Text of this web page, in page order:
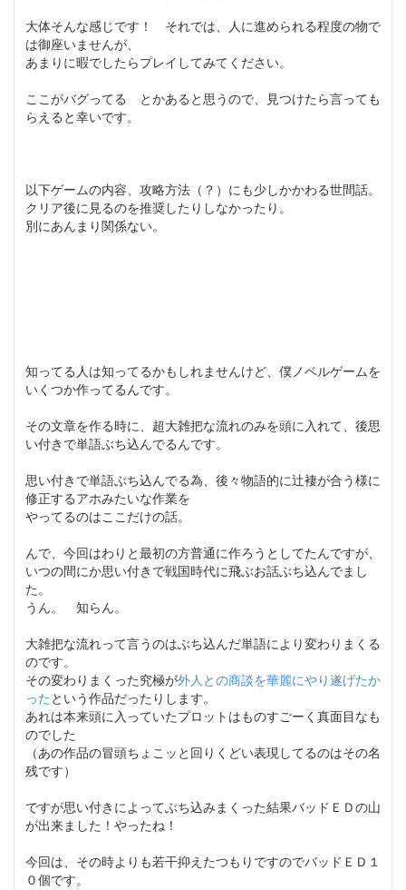
大体そんな感じです！ それでは、人に進められる程度の物で
は御座いませんが、
あまりに暇でしたらプレイしてみてください。
ここがバグってる とかあると思うので、見つけたら言っても
らえると幸いです。
以下ゲームの内容、攻略方法（？）にも少しかかわる世間話。
クリア後に見るのを推奨したりしなかったり。
別にあんまり関係ない。
知ってる人は知ってるかもしれませんけど、僕ノベルゲームを
いくつか作ってるんです。
その文章を作る時に、超大雑把な流れのみを頭に入れて、後思
い付きで単語ぶち込んでるんです。
思い付きで単語ぶち込んでる為、後々物語的に辻褄が合う様に
修正するアホみたいな作業を
やってるのはここだけの話。
んで、今回はわりと最初の方普通に作ろうとしてたんですが、
いつの間にか思い付きで戦国時代に飛ぶお話ぶち込んでまし
た。
うん。 知らん。
大雑把な流れって言うのはぶち込んだ単語により変わりまくる
のです。
その変わりまくった究極が外人との商談を華麗にやり遂げたか
った という作品だったりします。
あれは本来頭に入っていたプロットはものすごーく真面目なも
のでした
（あの作品の冒頭ちょこッと回りくどい表現してるのはその名
残です）
ですが思い付きによってぶち込みまくった結果バッドＥＤの山
が出来ました！やったね！
今回は、その時よりも若干抑えたつもりですのでバッドＥＤ１
０個です。